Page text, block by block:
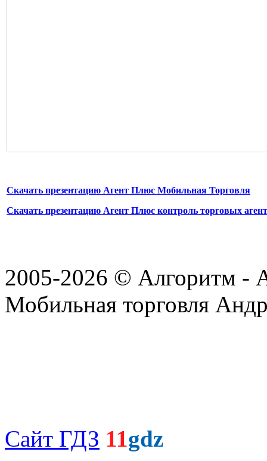
Скачать презентацию Агент Плюс Мобильная Торговля
Скачать презентацию Агент Плюс контроль торговых
2005-2026 © Алгоритм -
Мобильная торговля
Сайт ГДЗ 11gdz